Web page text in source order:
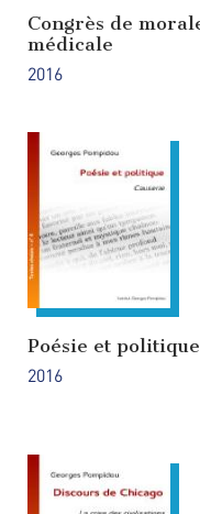
Congrès de
médicale
2016
Poésie et politique
2016